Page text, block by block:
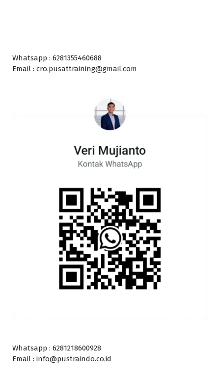
Whatsapp : 6281355460688
Email : cro.pusattraining@gmail.com
Whatsapp : 6281218600928
Email : info@pustraindo.co.id